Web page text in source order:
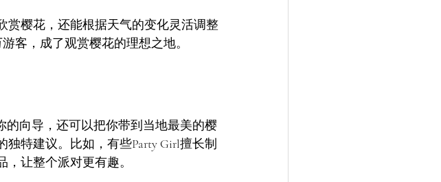
赏樱花，还能根据天气的变化灵活调整
客，成了观赏樱花的理想之地。
的向导，还可以把你带到当地最美的樱
特建议。比如，有些Party Girl擅长制
让整个派对更有趣。